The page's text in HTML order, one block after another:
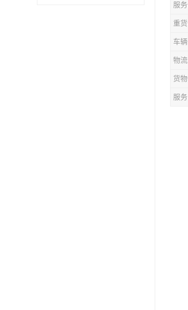
服
重
车
物
货
服务